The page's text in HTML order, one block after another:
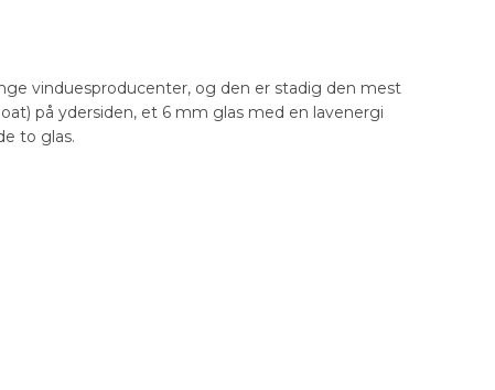
vinduesproducenter, og den er stadig den mest
på ydersiden, et 6 mm glas med en lavenergi
to glas.